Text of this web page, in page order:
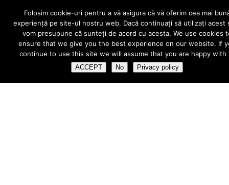
Pro-X Products Catalog
Open / Download: 13Mb.
TOATE imaginile și textele din acest site sunt proprietate privată și
Folosim cookie-uri pentru a vă asigura că vă oferim cea mai
experiență pe site-ul nostru web. Dacă continuați să utilizați acest
vom presupune că sunteți de acord cu acesta. We use cookies
ensure that we give you the best experience on our website. If
continue to use this site we will assume that you are happy with
ACCEPT No Privacy policy